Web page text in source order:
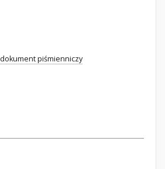
dokument piśmienniczy